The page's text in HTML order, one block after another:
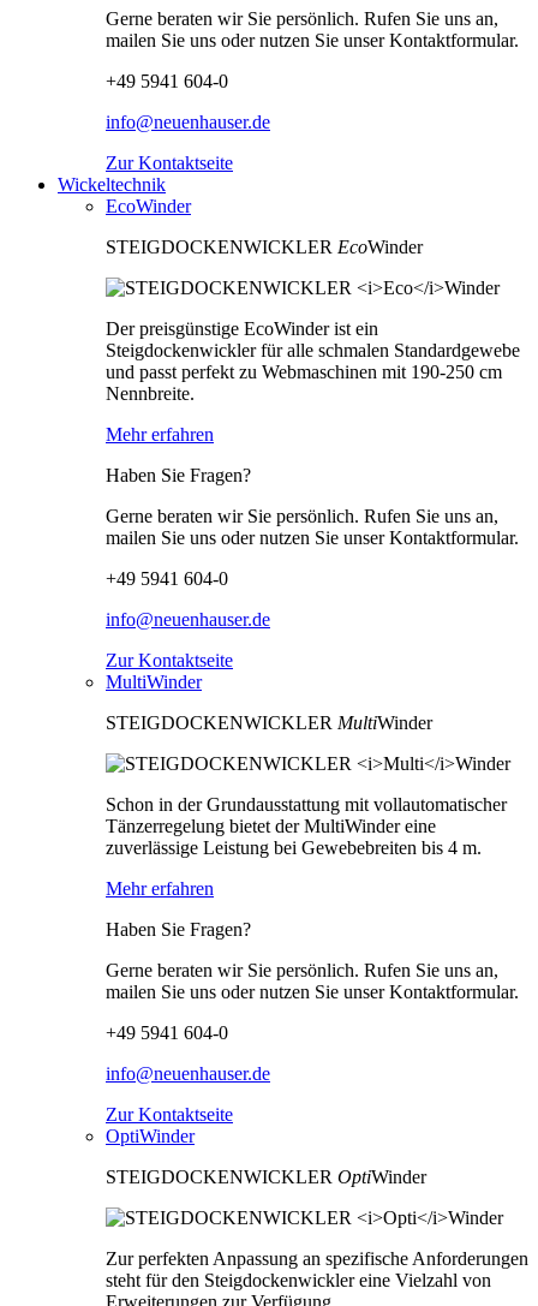
Gerne beraten wir Sie persönlich. Rufen Sie uns an,
mailen Sie uns oder nutzen Sie unser Kontaktformular.
+49 5941 604-0
info@neuenhauser.de
Zur Kontaktseite
Wickeltechnik
EcoWinder
STEIGDOCKENWICKLER EcoWinder
Der preisgünstige EcoWinder ist ein
Steigdockenwickler für alle schmalen Standardgewebe
und passt perfekt zu Webmaschinen mit 190-250 cm
Nennbreite.
Mehr erfahren
Haben Sie Fragen?
Gerne beraten wir Sie persönlich. Rufen Sie uns an,
mailen Sie uns oder nutzen Sie unser Kontaktformular.
+49 5941 604-0
info@neuenhauser.de
Zur Kontaktseite
MultiWinder
STEIGDOCKENWICKLER MultiWinder
Schon in der Grundausstattung mit vollautomatischer
Tänzerregelung bietet der MultiWinder eine
zuverlässige Leistung bei Gewebebreiten bis 4 m.
Mehr erfahren
Haben Sie Fragen?
Gerne beraten wir Sie persönlich. Rufen Sie uns an,
mailen Sie uns oder nutzen Sie unser Kontaktformular.
+49 5941 604-0
info@neuenhauser.de
Zur Kontaktseite
OptiWinder
STEIGDOCKENWICKLER OptiWinder
Zur perfekten Anpassung an spezifische Anforderungen
steht für den Steigdockenwickler eine Vielzahl von
Erweiterungen zur Verfügung.